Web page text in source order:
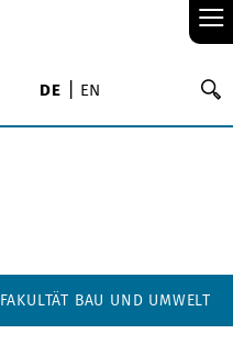
≡
DE EN
FAKULTÄT BAU UND UMWELT